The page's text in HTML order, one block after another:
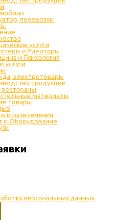
перевозки
услуги
и Риелторы
и Психология
услуги
электротовары
продукции
рестораны
материалы
товары
и развлечения
и Оборудование
персональных данных